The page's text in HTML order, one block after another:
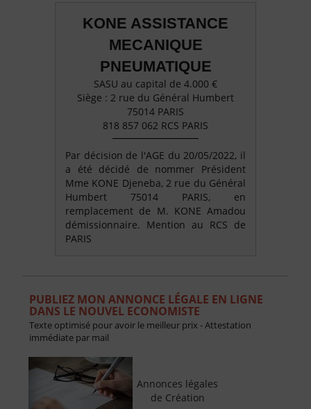
KONE ASSISTANCE
MECANIQUE
PNEUMATIQUE
SASU au capital de 4.000 €
Siège : 2 rue du Général Humbert
75014 PARIS
818 857 062 RCS PARIS
Par décision de l'AGE du 20/05/2022, il
a été décidé de nommer Président
Mme KONE Djeneba, 2 rue du Général
Humbert 75014 PARIS, en
remplacement de M. KONE Amadou
démissionnaire. Mention au RCS de
PARIS
PUBLIEZ MON ANNONCE LÉGALE EN LIGNE
DANS LE NOUVEL ECONOMISTE
Texte optimisé pour avoir le meilleur prix - Attestation
immédiate par mail
Annonces légales
de Création